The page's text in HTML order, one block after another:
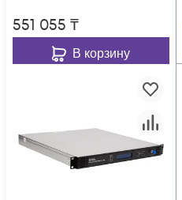
551 055 ₸
В корзину